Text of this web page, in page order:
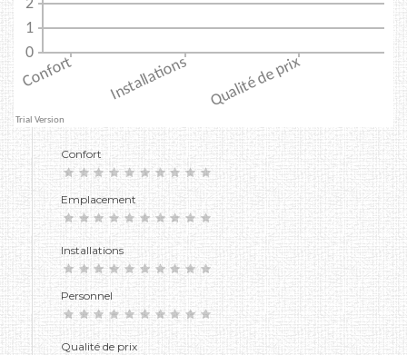
Confort
Emplacement
Installations
Personnel
Qualité de prix